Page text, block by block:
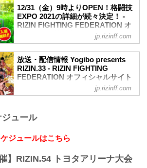
Yogibo presents RIZIN.33
日時
2021年12月31日（金）11:30開場 / 13:30
22:30～23:00
※試合内容、イベント進行によって終了
予定時間が前後することがありますので
ご了承ください。
さいたまスーパーアリーナ
宮線・高崎線）「さいたま新都心」駅か
JR埼京線「北与野」駅から徒歩7分
たまアリ△タウン ー キテ、ミテ、ジッカ
「たまアリ△タウン」のサイトで...
12/31（金）9時よりOPEN！格闘技
EXPO 2021の詳細が続々決定！ -
RIZIN FIGHTING FEDERATION オ
ナのコミュニティアリーナで行われる
『格闘技EXPO 2021』の詳細が続々決定
したぞ！
ショーや那須川天心メモリアルミュージ
が盛りだくさん！
コミュニティアリーナで格闘技EXPO
格闘技EXPO 2021 概要
jp.rizinff.com
放送・配信情報 Yogibo presents
RIZIN.33 - RIZIN FIGHTING
FEDERATION オフィシャルサイト
12月31日（金）さいたまスーパーアリー
会場に行けない方は、Exciting RIZIN、
を締めくくる格闘技の祭典 RIZIN.33を全
放送・配信スケジュール一覧
事前番組
jp.rizinff.com
ュール
ジュールはこちら
】RIZIN.54 トヨタアリーナ大会